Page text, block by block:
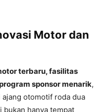
Motor dan
terbaru, fasilitas
sponsor menarik,
otomotif roda dua
bukan hanya tempat